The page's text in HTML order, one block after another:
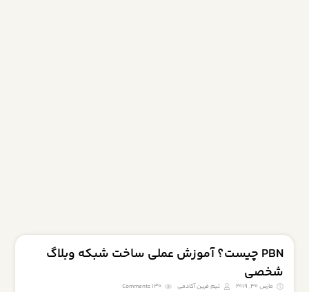
PBN چیست؟ آموزش عملی ساخت شبکه وبلاگ
شخصی
مارس 30, 2019 تیم فرین آکادمی 130 Comments